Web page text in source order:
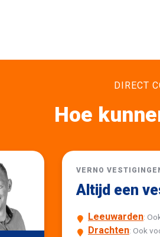
DIRECT
Hoe
VERNO
Altijd een
Leeuwarden:
Drachten: Ook